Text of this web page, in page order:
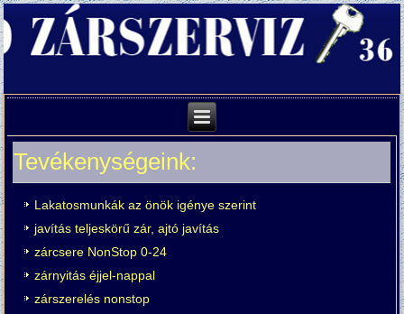
Tevékenységeink:
Lakatosmunkák az önök igénye szerint
javítás teljeskörű zár, ajtó javítás
zárcsere NonStop 0-24
zárnyitás éjjel-nappal
zárszerelés nonstop